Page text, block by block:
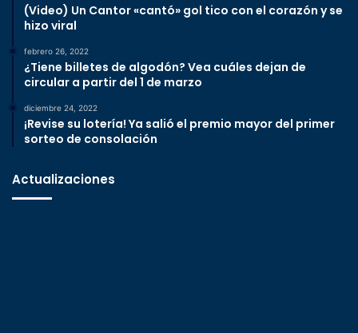
(Video) Un Cantor «cantó» gol tico con el corazón y se
hizo viral
febrero 26, 2022
¿Tiene billetes de algodón? Vea cuáles dejan de
circular a partir del 1 de marzo
diciembre 24, 2022
¡Revise su lotería! Ya salió el premio mayor del primer
sorteo de consolación
Actualizaciones